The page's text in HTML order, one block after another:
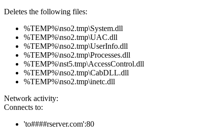
Deletes the following files:
%TEMP%\nso2.tmp\System.dll
%TEMP%\nso2.tmp\UAC.dll
%TEMP%\nso2.tmp\UserInfo.dll
%TEMP%\nso2.tmp\Processes.dll
%TEMP%\nst5.tmp\AccessControl.dll
%TEMP%\nso2.tmp\CabDLL.dll
%TEMP%\nso2.tmp\inetc.dll
Network activity:
Connects to:
'to####rserver.com':80